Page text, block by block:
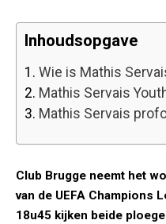
Inhoudsopgave
1. Wie is Mathis
2. Mathis Servais
3. Mathis Servais
Club Brugge neemt het
van de UEFA Champions
18u45 kijken beide